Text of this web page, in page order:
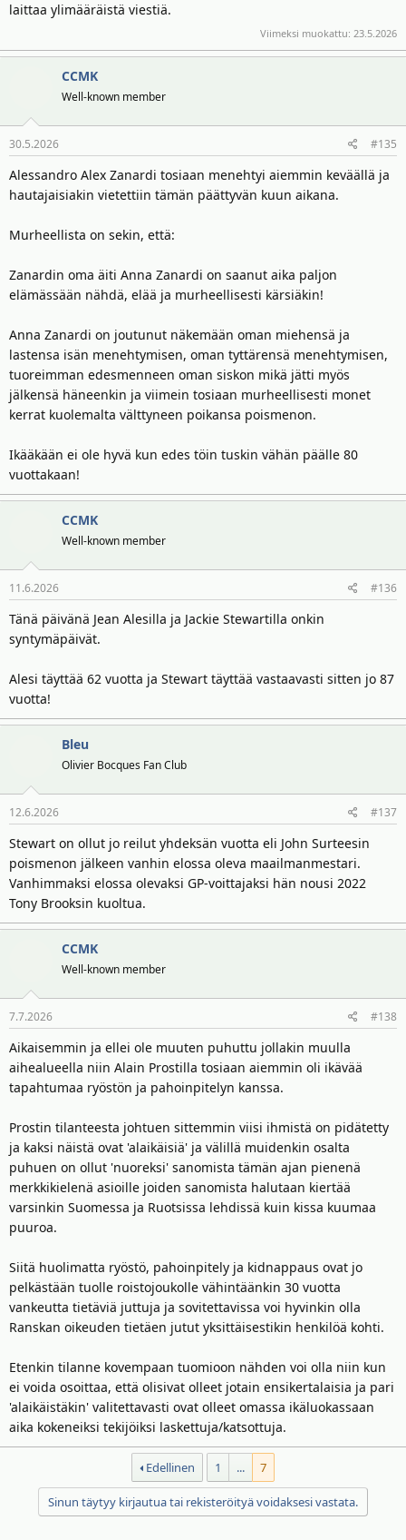
laittaa ylimääräistä viestiä.
Viimeksi muokattu: 23.5.2026
CCMK
Well-known member
30.5.2026 #135
Alessandro Alex Zanardi tosiaan menehtyi aiemmin keväällä ja
hautajaisiakin vietettiin tämän päättyvän kuun aikana.
Murheellista on sekin, että:
Zanardin oma äiti Anna Zanardi on saanut aika paljon
elämässään nähdä, elää ja murheellisesti kärsiäkin!
Anna Zanardi on joutunut näkemään oman miehensä ja
lastensa isän menehtymisen, oman tyttärensä menehtymisen,
tuoreimman edesmenneen oman siskon mikä jätti myös
jälkensä häneenkin ja viimein tosiaan murheellisesti monet
kerrat kuolemalta välttyneen poikansa poismenon.
Ikääkään ei ole hyvä kun edes töin tuskin vähän päälle 80
vuottakaan!
CCMK
Well-known member
11.6.2026 #136
Tänä päivänä Jean Alesilla ja Jackie Stewartilla onkin
syntymäpäivät.
Alesi täyttää 62 vuotta ja Stewart täyttää vastaavasti sitten jo 87
vuotta!
Bleu
Olivier Bocques Fan Club
12.6.2026 #137
Stewart on ollut jo reilut yhdeksän vuotta eli John Surteesin
poismenon jälkeen vanhin elossa oleva maailmanmestari.
Vanhimmaksi elossa olevaksi GP-voittajaksi hän nousi 2022
Tony Brooksin kuoltua.
CCMK
Well-known member
7.7.2026 #138
Aikaisemmin ja ellei ole muuten puhuttu jollakin muulla
aihealueella niin Alain Prostilla tosiaan aiemmin oli ikävää
tapahtumaa ryöstön ja pahoinpitelyn kanssa.
Prostin tilanteesta johtuen sittemmin viisi ihmistä on pidätetty
ja kaksi näistä ovat 'alaikäisiä' ja välillä muidenkin osalta
puhuen on ollut 'nuoreksi' sanomista tämän ajan pienenä
merkkikielenä asioille joiden sanomista halutaan kiertää
varsinkin Suomessa ja Ruotsissa lehdissä kuin kissa kuumaa
puuroa.
Siitä huolimatta ryöstö, pahoinpitely ja kidnappaus ovat jo
pelkästään tuolle roistojoukolle vähintäänkin 30 vuotta
vankeutta tietäviä juttuja ja sovitettavissa voi hyvinkin olla
Ranskan oikeuden tietäen jutut yksittäisestikin henkilöä kohti.
Etenkin tilanne kovempaan tuomioon nähden voi olla niin kun
ei voida osoittaa, että olisivat olleet jotain ensikertalaisia ja pari
'alaikäistäkin' valitettavasti ovat olleet omassa ikäluokassaan
aika kokeneiksi tekijöiksi laskettuja/katsottuja.
Edellinen 1 ... 7
Sinun täytyy kirjautua tai rekisteröityä voidaksesi vastata.